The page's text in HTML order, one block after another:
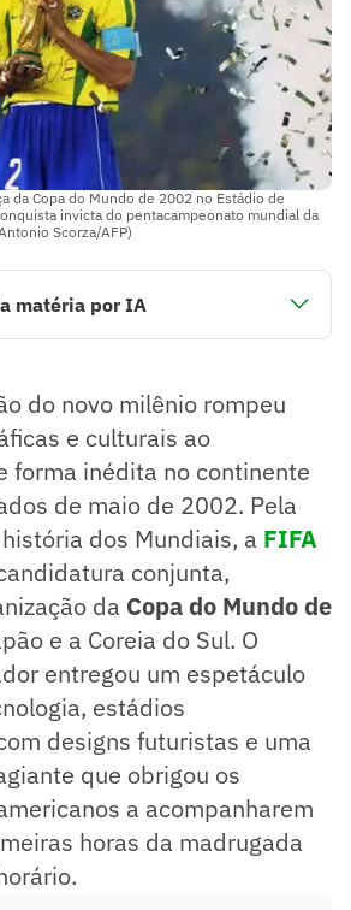
da Copa do Mundo de 2002 no Estádio de
invicta do pentacampeonato mundial da
Scorza/AFP)
matéria por IA
para Ronaldo, Rivaldo e Ronaldinho
como a eliminação da França e a
da Coreia do Sul até as
pelo jornalista!
do novo milênio rompeu
e culturais ao
forma inédita no continente
de maio de 2002. Pela
dos Mundiais, a FIFA
conjunta,
da Copa do Mundo de
e a Coreia do Sul. O
entregou um espetáculo
estádios
designs futuristas e uma
que obrigou os
a acompanharem
horas da madrugada